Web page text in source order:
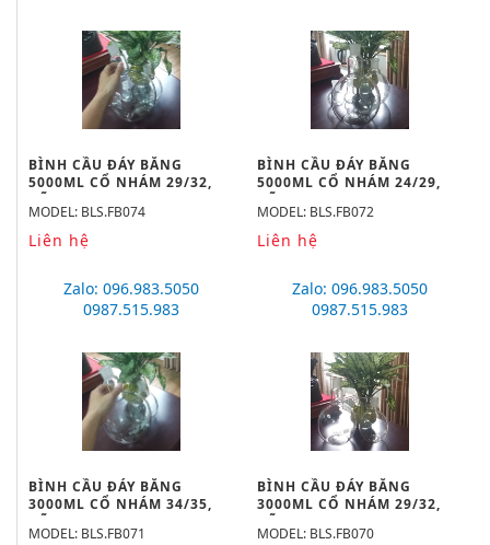
BÌNH CẦU ĐÁY BẰNG
5000ML CỔ NHÁM 29/32,
HÃNG BIOHALL
MODEL: BLS.FB074
Liên hệ
BÌNH CẦU ĐÁY BẰNG
5000ML CỔ NHÁM 24/29,
HÃNG BIOHALL
MODEL: BLS.FB072
Liên hệ
Zalo: 096.983.5050
0987.515.983
BÌNH CẦU ĐÁY BẰNG
3000ML CỔ NHÁM 34/35,
HÃNG BIOHALL
MODEL: BLS.FB071
Zalo: 096.983.5050
0987.515.983
BÌNH CẦU ĐÁY BẰNG
3000ML CỔ NHÁM 29/32,
HÃNG BIOHALL
MODEL: BLS.FB070